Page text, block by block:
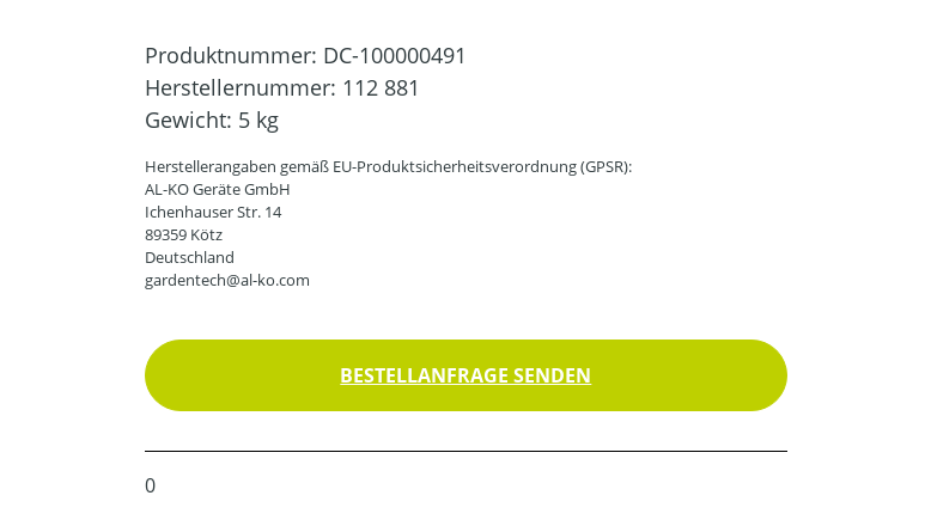
Produktnummer: DC-100000491
Herstellernummer: 112 881
Gewicht: 5 kg
Herstellerangaben gemäß EU-Produktsicherheitsverordnung (GPSR):
AL-KO Geräte GmbH
Ichenhauser Str. 14
89359 Kötz
Deutschland
gardentech@al-ko.com
BESTELLANFRAGE SENDEN
0